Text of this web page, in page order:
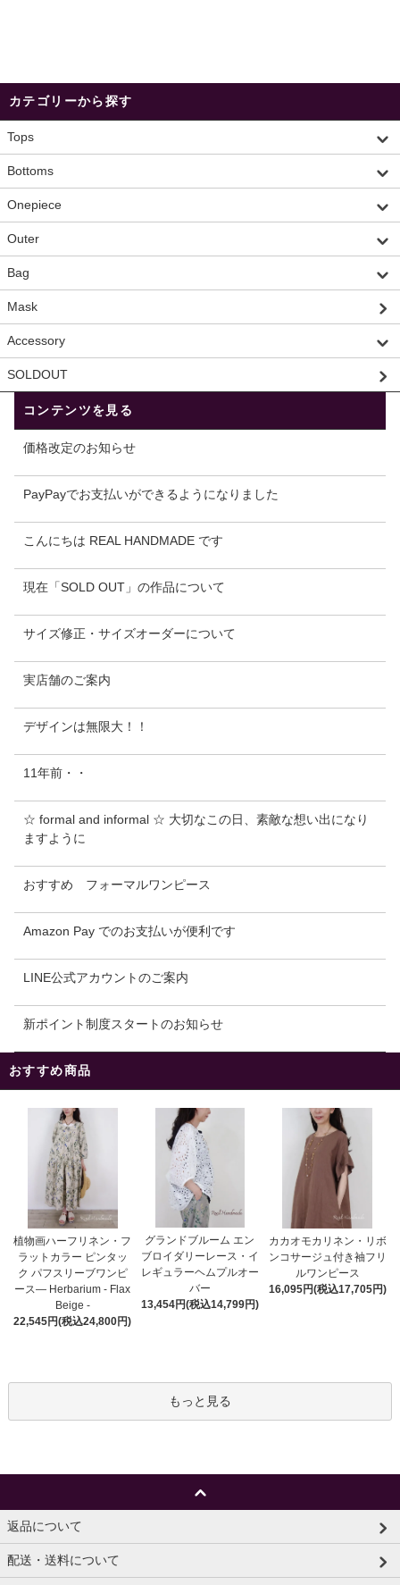
カテゴリーから探す
Tops
Bottoms
Onepiece
Outer
Bag
Mask
Accessory
SOLDOUT
コンテンツを見る
価格改定のお知らせ
PayPayでお支払いができるようになりました
こんにちは REAL HANDMADE です
現在「SOLD OUT」の作品について
サイズ修正・サイズオーダーについて
実店舗のご案内
デザインは無限大！！
11年前・・
☆ formal and informal ☆ 大切なこの日、素敵な想い出になり
ますように
おすすめ フォーマルワンピース
Amazon Pay でのお支払いが便利です
LINE公式アカウントのご案内
新ポイント制度スタートのお知らせ
おすすめ商品
植物画ハーフリネン・フ
ラットカラー ピンタッ
ク パフスリーブワンピ
ース― Herbarium - Flax
Beige -
22,545円(税込24,800円)
グランドブルーム エン
ブロイダリーレース・イ
レギュラーヘムプルオー
バー
13,454円(税込14,799円)
カカオモカリネン・リボ
ンコサージュ付き袖フリ
ルワンピース
16,095円(税込17,705円)
もっと見る
返品について
配送・送料について